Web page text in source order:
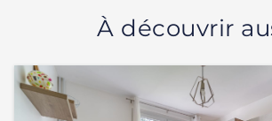
À découvrir